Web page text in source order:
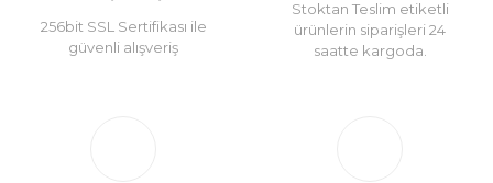
256bit SSL Sertifikası ile
güvenli alışveriş
Stoktan Teslim etiketli
ürünlerin siparişleri 24
saatte kargoda.